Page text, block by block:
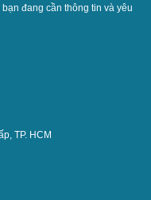
đang cần thông tin và yêu
TP. HCM